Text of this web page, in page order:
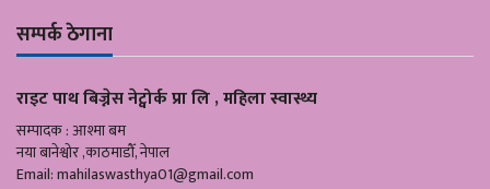
सम्पर्क ठेगाना
राइट पाथ बिज्नेस नेट्वोर्क प्रा लि , महिला स्वास्थ्य
सम्पादक : आश्मा बम
नया बानेश्वोर ,काठमाडौँ, नेपाल
Email:mahilaswasthya01@gmail.com